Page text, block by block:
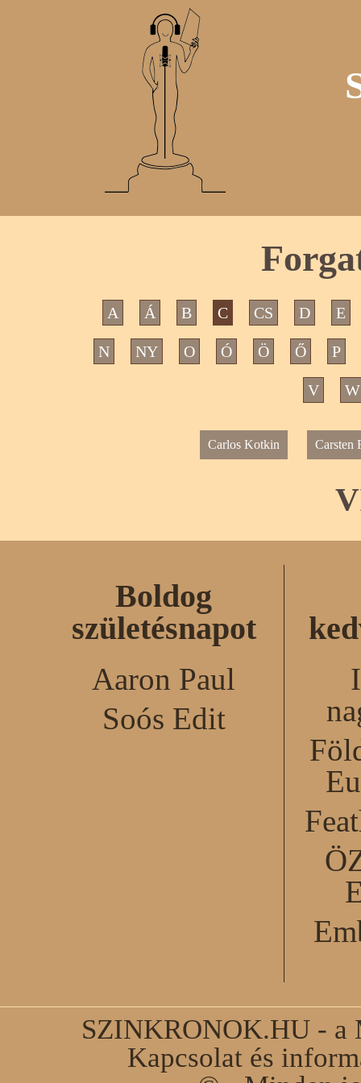
A Á B C CS D E
N NY O Ó Ö Ő P
V W
Carlos Kotkin Carsten
Boldog
születésnapot
Aaron Paul
Soós Edit
SZINKRONOK.HU - a
Kapcsolat és